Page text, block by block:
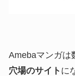
Amebaマンガは
穴場のサイト に